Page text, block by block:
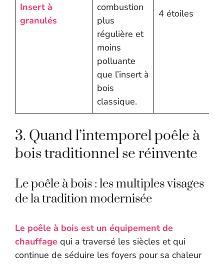
Insert à
granulés
combustion
plus
régulière et
moins
polluante
que l’insert à
bois
classique.
4 étoiles
3. Quand l’intemporel poêle à
bois traditionnel se réinvente
Le poêle à bois : les multiples visages
de la tradition modernisée
Le poêle à bois est un équipement de
chauffage qui a traversé les siècles et qui
continue de séduire les foyers pour sa chaleur